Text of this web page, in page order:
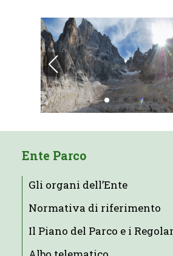
Ente Parco
Gli organi dell’Ente
Normativa di riferimento
Il Piano del Parco e i